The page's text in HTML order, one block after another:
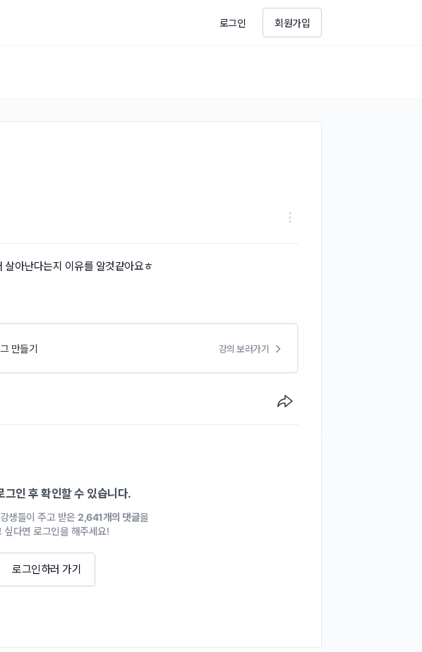
로그인 회원가입
아난다는지 이유를 알것같아요ㅎ
만들기 강의 보러가기
그인 후 확인할 수 있습니다.
생들이 주고 받은 2,641개의 댓글을
싶다면 로그인을 해주세요!
로그인하러 가기